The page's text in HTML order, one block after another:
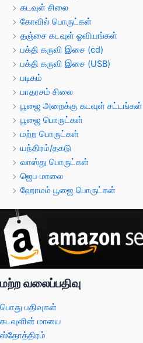
கடவுள் சிலை
கோவில் பொருட்கள்
தஞ்சை கடவுள் ஓவியங்கள்
பக்தி கருவி இசை (cd)
பக்தி கருவி இசை (USB)
படிகம்
பாதரசம் சிலை
பூஜை அறைக்கு கடவுள் சட்டங்கள்
பூஜை பொருட்கள்
மற்ற பொருட்கள்
யந்திரம்/தகடு
வாஸ்து பொருட்கள்
ஜெப மாலை
ஹோமம் பூஜை பொருட்கள்
மற்ற வலைப்பதிவு
பொது பதிவுகள்
கடவுளின் மாயை
ஸ்தோத்திரம்